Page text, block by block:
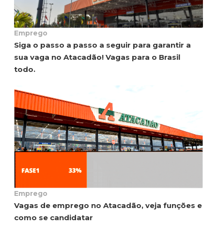
Emprego
Siga o passo a passo a seguir para garantir a
sua vaga no Atacadão! Vagas para o Brasil
todo.
Emprego
Vagas de emprego no Atacadão, veja funções e
como se candidatar